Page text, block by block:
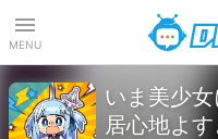
MENU
いま美少女
居心地よ